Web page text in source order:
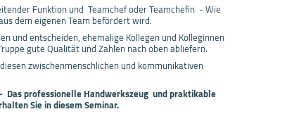
Funktion und Teamchef oder Teamchefin - Wie
dem eigenen Team befördert wird.
und entscheiden, ehemalige Kollegen und Kolleginnen
gute Qualität und Zahlen nach oben abliefern.
zwischenmenschlichen und kommunikativen
professionelle Handwerkszeug und praktikable
Sie in diesem Seminar.